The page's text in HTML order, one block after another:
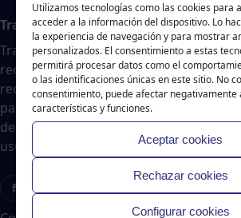
Utilizamos tecnologías como las cookies para
acceder a la información del dispositivo. Lo
la experiencia de navegación y para mostrar
personalizados. El consentimiento a estas
permitirá procesar datos como el
o las identificaciones únicas en este sitio. No
consentimiento, puede afectar negativamente
características y funciones.
Aceptar cookies
Rechazar cookies
Configurar cookies
Trabajo en A Coruña
Traballar na costa es un agregador de
recopiladas de páginas webs, portales
redes sociales, publicadas por
particulares, no nos responsabilizamos
del contenido ni de la oferta de trabajo
usuarios deberán valorar la veracidad
f